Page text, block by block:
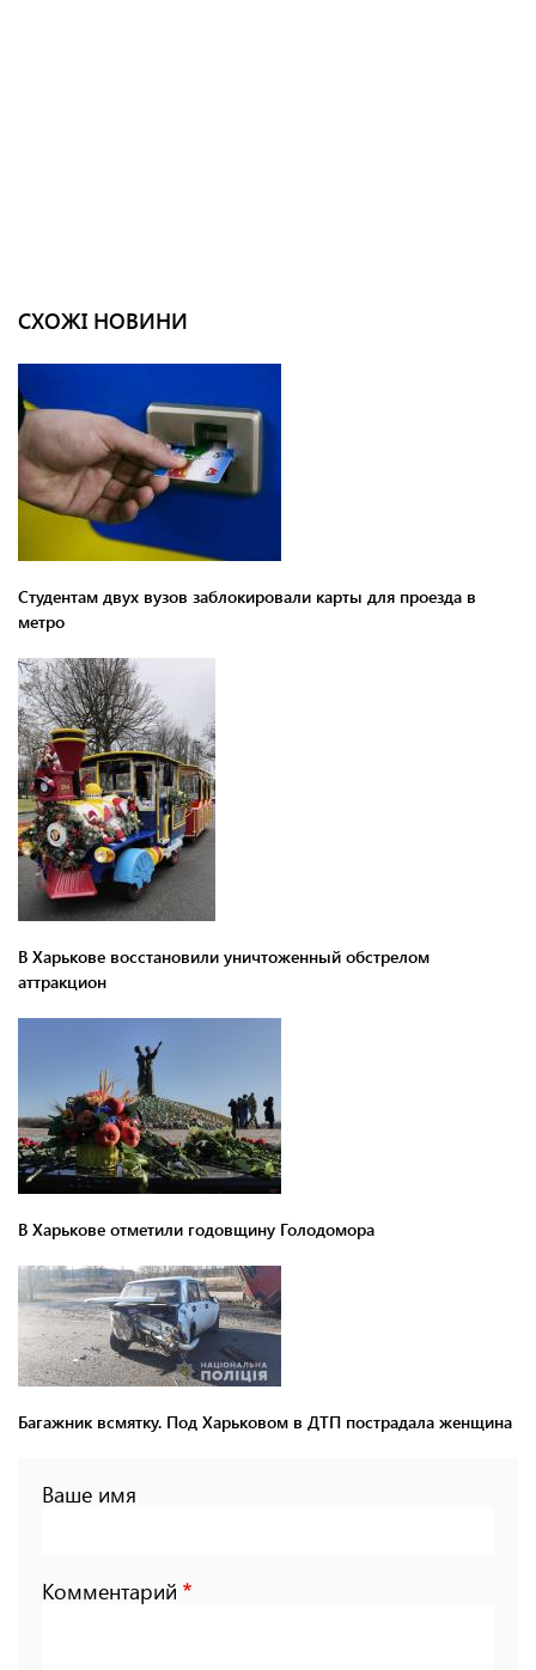
СХОЖІ НОВИНИ
Студентам двух вузов заблокировали карты для проезда в
метро
В Харькове восстановили уничтоженный обстрелом
аттракцион
В Харькове отметили годовщину Голодомора
Багажник всмятку. Под Харьковом в ДТП пострадала женщина
Ваше имя
Комментарий